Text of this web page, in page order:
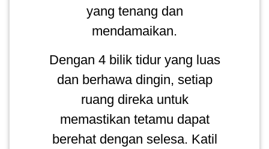
yang tenang dan
mendamaikan.
Dengan 4 bilik tidur yang luas
dan berhawa dingin, setiap
ruang direka untuk
memastikan tetamu dapat
berehat dengan selesa. Katil
SELANGOR(37)
PAHANG(13)